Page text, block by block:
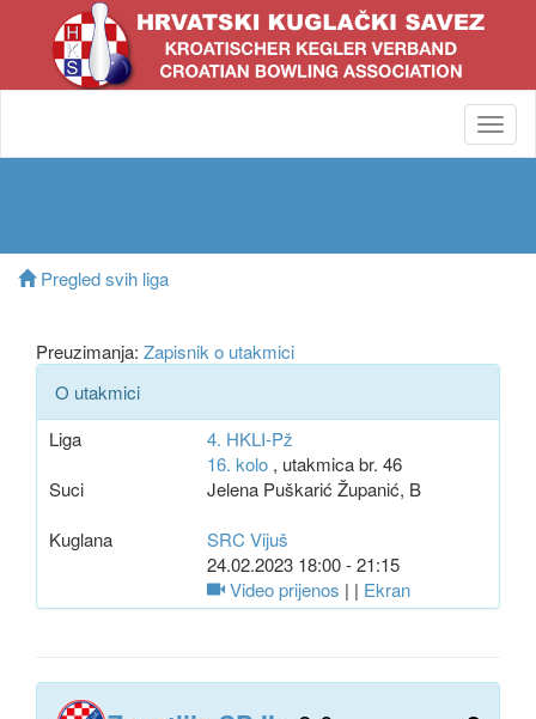
Pregled svih liga
Preuzimanja: Zapisnik o utakmici
O utakmici
Liga
4. HKLI-Pž
16. kolo, utakmica br. 46
Suci
Jelena Puškarić Županić, B
Kuglana
SRC Vijuš
24.02.2023 18:00 - 21:15
Video prijenos | | Ekran